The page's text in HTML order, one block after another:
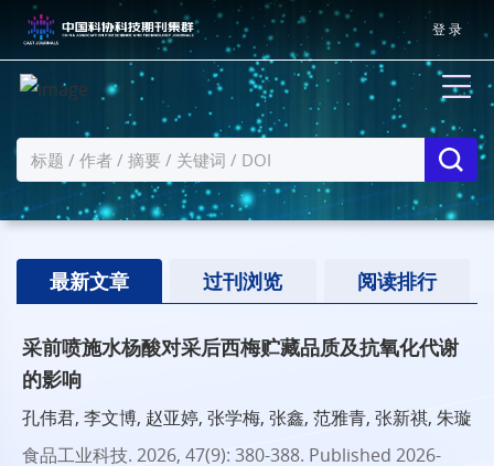
登 录
最新文章 过刊浏览 阅读排行
采前喷施水杨酸对采后西梅贮藏品质及抗氧化代谢
的影响
孔伟君, 李文博, 赵亚婷, 张学梅, 张鑫, 范雅青, 张新祺, 朱璇
食品工业科技. 2026, 47(9): 380-388. Published 2026-